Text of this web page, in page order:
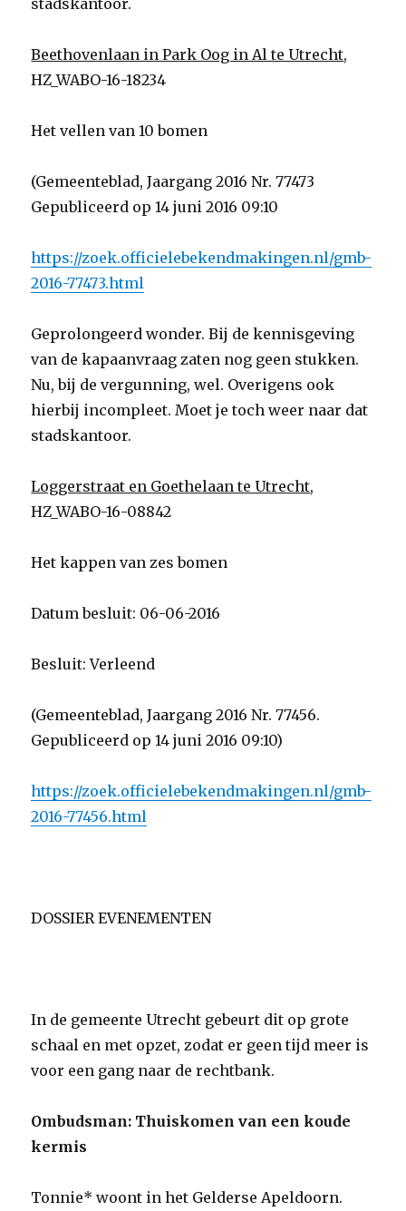
stadskantoor.
Beethovenlaan in Park Oog in Al te Utrecht,
HZ_WABO-16-18234
Het vellen van 10 bomen
(Gemeenteblad, Jaargang 2016 Nr. 77473
Gepubliceerd op 14 juni 2016 09:10
https://zoek.officielebekendmakingen.nl/gmb-
2016-77473.html
Geprolongeerd wonder. Bij de kennisgeving
van de kapaanvraag zaten nog geen stukken.
Nu, bij de vergunning, wel. Overigens ook
hierbij incompleet. Moet je toch weer naar dat
stadskantoor.
Loggerstraat en Goethelaan te Utrecht,
HZ_WABO-16-08842
Het kappen van zes bomen
Datum besluit: 06-06-2016
Besluit: Verleend
(Gemeenteblad, Jaargang 2016 Nr. 77456.
Gepubliceerd op 14 juni 2016 09:10)
https://zoek.officielebekendmakingen.nl/gmb-
2016-77456.html
DOSSIER EVENEMENTEN
In de gemeente Utrecht gebeurt dit op grote
schaal en met opzet, zodat er geen tijd meer is
voor een gang naar de rechtbank.
Ombudsman: Thuiskomen van een koude
kermis
Tonnie* woont in het Gelderse Apeldoorn.